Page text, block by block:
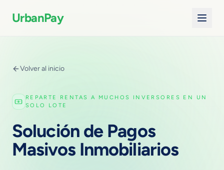
UrbanPay
Volver al inicio
REPARTE RENTAS A MUCHOS INVERSORES EN UN
SOLO LOTE
Solución de Pagos
Masivos Inmobiliarios